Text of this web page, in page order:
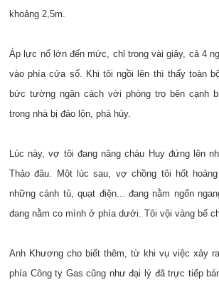
khoảng 2,5m.
Áp lực nổ lớn đến mức, chỉ trong vài giây, cả 4
vào phía cửa sổ. Khi tôi ngồi lên thì thấy toàn
bức tường ngăn cách với phòng trọ bên cạnh
trong nhà bị đảo lộn, phá hủy.
Lúc này, vợ tôi đang nâng cháu Huy đứng lên
Thảo đâu. Một lúc sau, vợ chồng tôi hốt
những cánh tủ, quạt điện... đang nằm ngổn
đang nằm co mình ở phía dưới. Tôi vội vàng bế
Anh Khương cho biết thêm, từ khi vụ việc xảy
phía Công ty Gas cũng như đại lý đã trực tiếp